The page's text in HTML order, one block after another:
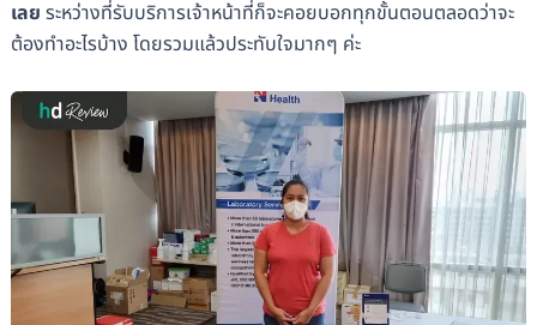
เลย ระหว่างที่รับบริการเจ้าหน้าที่ก็จะคอยบอกทุกขั้นตอนตลอดว่าจะ
ต้องทำอะไรบ้าง โดยรวมแล้วประทับใจมากๆ ค่ะ